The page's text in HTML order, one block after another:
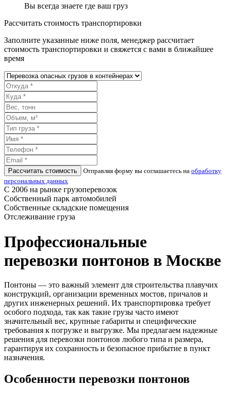
Вы всегда знаете где ваш груз
Рассчитать стоимость транспортировки
Заполните указанные ниже поля, менеджер рассчитает
стоимость транспортировки и свяжется с вами в ближайшее
время
Рассчитать стоимость Отправляя форму вы соглашаетесь на обработку
персональных данных
С 2006 на рынке грузоперевозок
Собственный парк автомобилей
Собственные складские помещения
Отслеживание груза
Профессиональные
перевозки понтонов в Москве
Понтоны — это важный элемент для строительства плавучих
конструкций, организации временных мостов, причалов и
других инженерных решений. Их транспортировка требует
особого подхода, так как такие грузы часто имеют
значительный вес, крупные габариты и специфические
требования к погрузке и выгрузке. Мы предлагаем надежные
решения для перевозки понтонов любого типа и размера,
гарантируя их сохранность и безопасное прибытие в пункт
назначения.
Особенности перевозки понтонов